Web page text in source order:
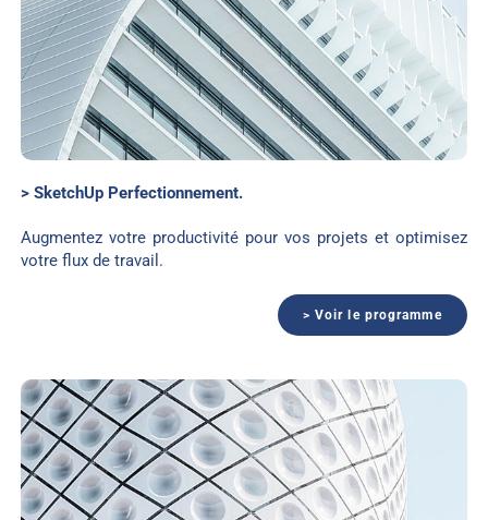
> SketchUp Perfectionnement.
Augmentez votre productivité pour vos projets et optimisez
votre flux de travail.
> Voir le programme